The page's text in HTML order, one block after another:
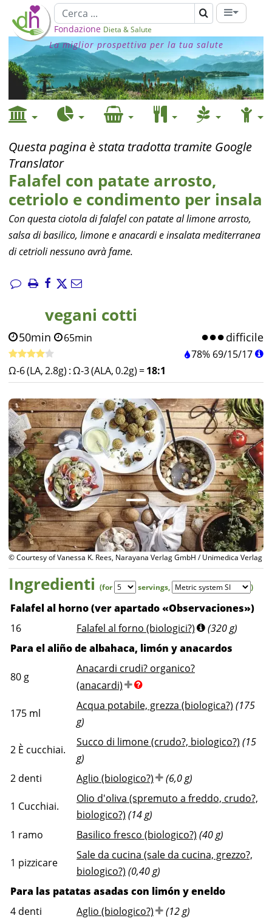
Fondazione Dieta & Salute
La miglior prospettiva per la tua salute
Questa pagina è stata tradotta tramite Google
Translator
Falafel con patate arrosto,
cetriolo e condimento per insala
Con questa ciotola di falafel con patate al limone arrosto,
salsa di basilico, limone e anacardi e insalata mediterranea
di cetrioli nessuno avrà fame.
vegani cotti
50min 65min difficile
78% 69/15/17
Ω-6 (LA, 2.8g) :Ω-3 (ALA, 0.2g) =18:1
© Courtesy of Vanessa K. Rees, Narayana Verlag GmbH / Unimedica Verlag
Ingredienti (for servings, )
Falafel al horno (ver apartado «Observaciones»)
16
Falafel al forno (biologici?)
(320 g)
Para el aliño de albahaca, limón y anacardos
80 g
Anacardi crudi? organico?
(anacardi)
175 ml
Acqua potabile, grezza (biologica?) (175
g)
2 È cucchiai.
Succo di limone (crudo?, biologico?) (15
g)
2 denti Aglio (biologico?) (6,0 g)
1 Cucchiai.
Olio d'oliva (spremuto a freddo, crudo?,
biologico?) (14 g)
1 ramo Basilico fresco (biologico?) (40 g)
1 pizzicare
Sale da cucina (sale da cucina, grezzo?,
biologico?) (0,40 g)
Para las patatas asadas con limón y eneldo
4 denti Aglio (biologico?) (12 g)